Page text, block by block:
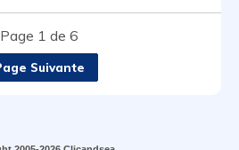
Page 1 de 6
Suivante